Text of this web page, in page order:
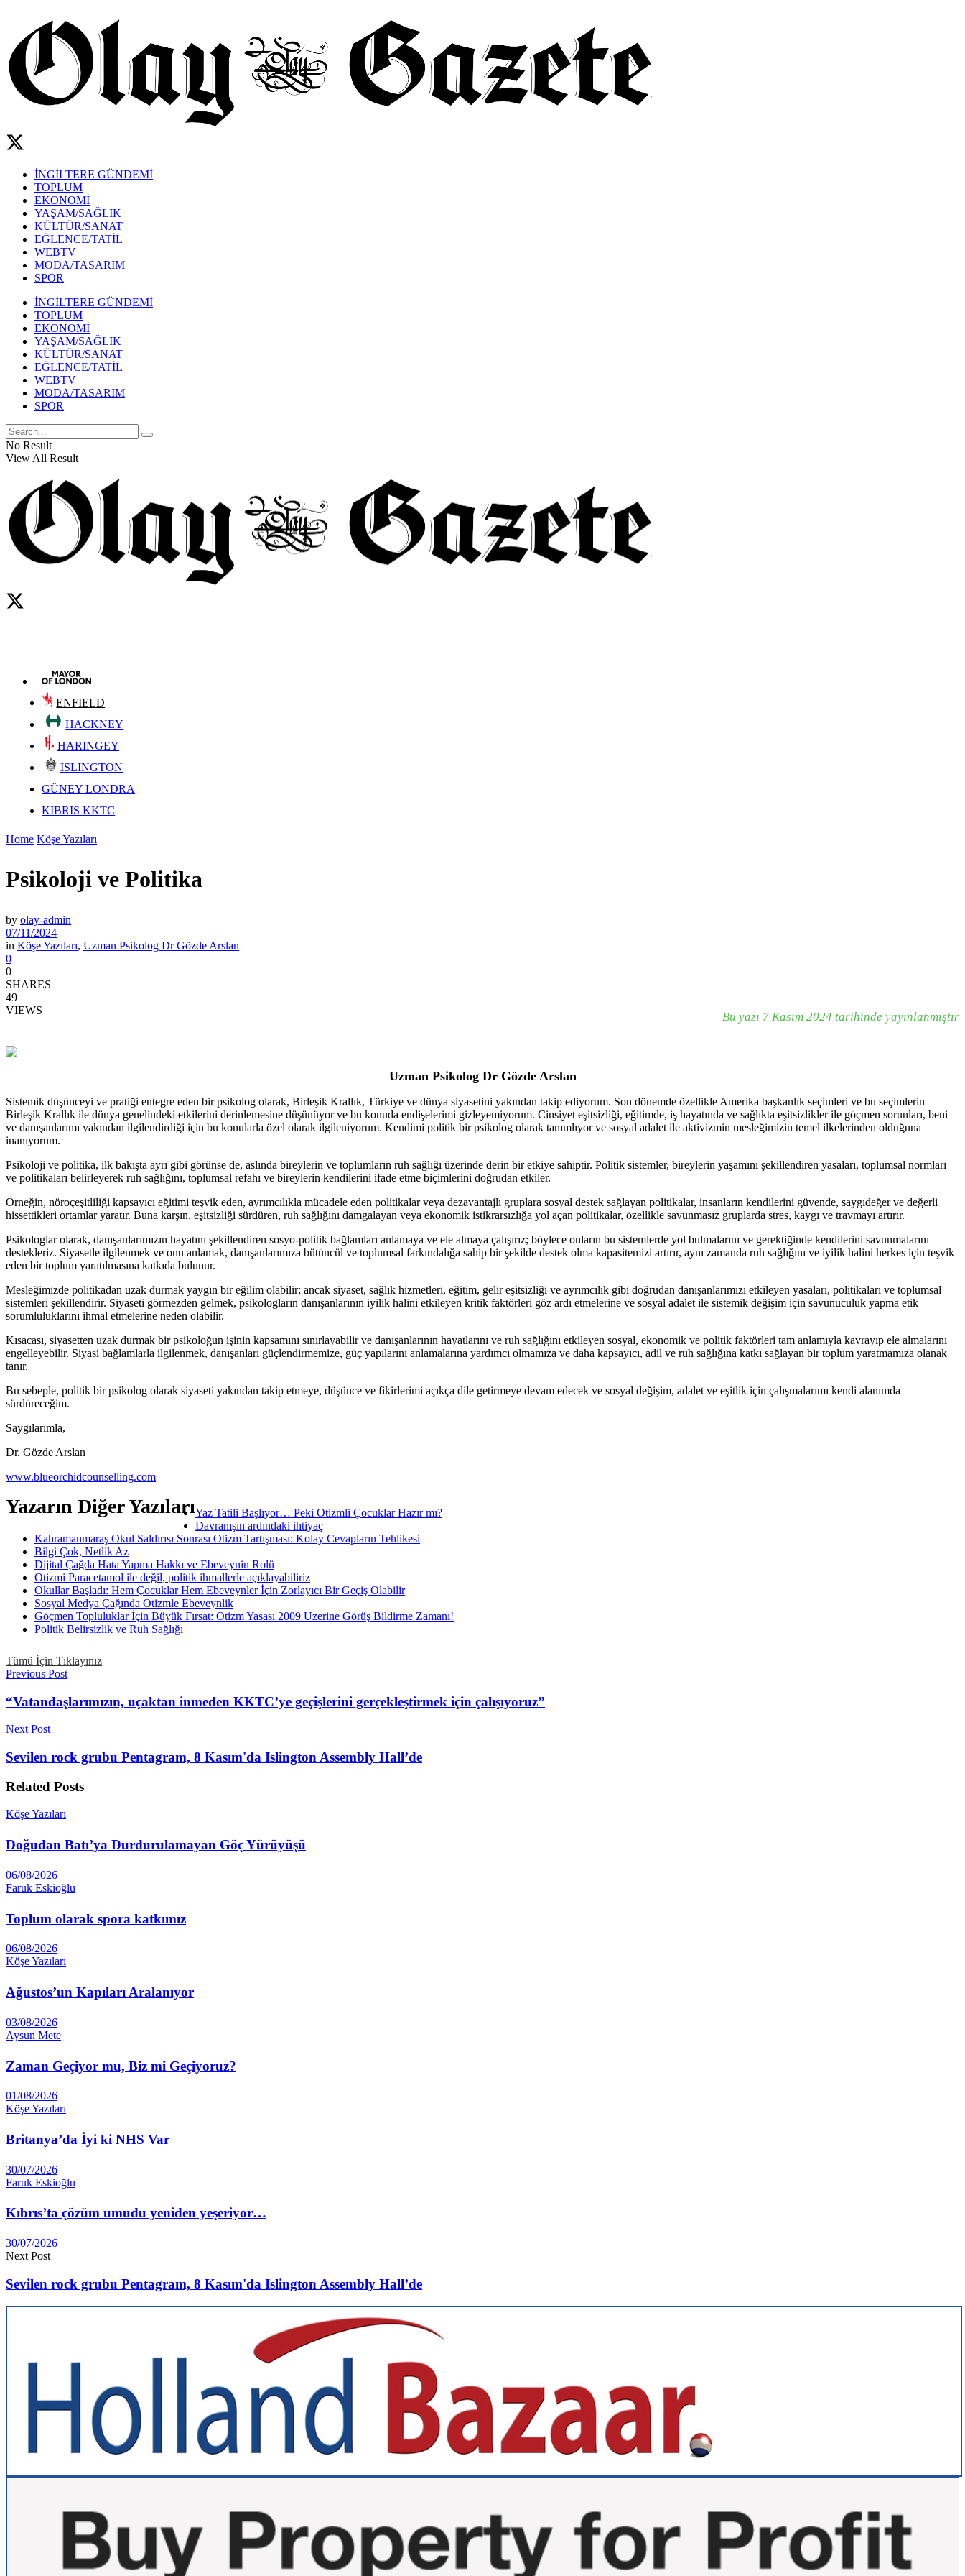
İNGİLTERE GÜNDEMİ
TOPLUM
EKONOMİ
YAŞAM/SAĞLIK
KÜLTÜR/SANAT
EĞLENCE/TATİL
WEBTV
MODA/TASARIM
SPOR
İNGİLTERE GÜNDEMİ
TOPLUM
EKONOMİ
YAŞAM/SAĞLIK
KÜLTÜR/SANAT
EĞLENCE/TATİL
WEBTV
MODA/TASARIM
SPOR
No Result
View All Result
ENFIELD
HACKNEY
HARINGEY
ISLINGTON
GÜNEY LONDRA
KIBRIS KKTC
Home Köşe Yazıları
Psikoloji ve Politika
by olay-admin
07/11/2024
in Köşe Yazıları, Uzman Psikolog Dr Gözde Arslan
0
0
SHARES
49
VIEWS
Bu yazı 7 Kasım 2024 tarihinde yayınlanmıştır
Uzman Psikolog Dr Gözde Arslan
Sistemik düşünceyi ve pratiği entegre eden bir psikolog olarak, Birleşik Krallık, Türkiye ve dünya siyasetini yakından takip ediyorum. Son dönemde özellikle Amerika başkanlık seçimleri ve bu seçimlerin
Birleşik Krallık ile dünya genelindeki etkilerini derinlemesine düşünüyor ve bu konuda endişelerimi gizleyemiyorum. Cinsiyet eşitsizliği, eğitimde, iş hayatında ve sağlıkta eşitsizlikler ile göçmen sorunları, beni
ve danışanlarımı yakından ilgilendirdiği için bu konularla özel olarak ilgileniyorum. Kendimi politik bir psikolog olarak tanımlıyor ve sosyal adalet ile aktivizmin mesleğimizin temel ilkelerinden olduğuna
inanıyorum.
Psikoloji ve politika, ilk bakışta ayrı gibi görünse de, aslında bireylerin ve toplumların ruh sağlığı üzerinde derin bir etkiye sahiptir. Politik sistemler, bireylerin yaşamını şekillendiren yasaları, toplumsal normları
ve politikaları belirleyerek ruh sağlığını, toplumsal refahı ve bireylerin kendilerini ifade etme biçimlerini doğrudan etkiler.
Örneğin, nöroçeşitliliği kapsayıcı eğitimi teşvik eden, ayrımcılıkla mücadele eden politikalar veya dezavantajlı gruplara sosyal destek sağlayan politikalar, insanların kendilerini güvende, saygıdeğer ve değerli
hissettikleri ortamlar yaratır. Buna karşın, eşitsizliği sürdüren, ruh sağlığını damgalayan veya ekonomik istikrarsızlığa yol açan politikalar, özellikle savunmasız gruplarda stres, kaygı ve travmayı artırır.
Psikologlar olarak, danışanlarımızın hayatını şekillendiren sosyo-politik bağlamları anlamaya ve ele almaya çalışırız; böylece onların bu sistemlerde yol bulmalarını ve gerektiğinde kendilerini savunmalarını
destekleriz. Siyasetle ilgilenmek ve onu anlamak, danışanlarımıza bütüncül ve toplumsal farkındalığa sahip bir şekilde destek olma kapasitemizi artırır, aynı zamanda ruh sağlığını ve iyilik halini herkes için teşvik
eden bir toplum yaratılmasına katkıda bulunur.
Mesleğimizde politikadan uzak durmak yaygın bir eğilim olabilir; ancak siyaset, sağlık hizmetleri, eğitim, gelir eşitsizliği ve ayrımcılık gibi doğrudan danışanlarımızı etkileyen yasaları, politikaları ve toplumsal
sistemleri şekillendirir. Siyaseti görmezden gelmek, psikologların danışanlarının iyilik halini etkileyen kritik faktörleri göz ardı etmelerine ve sosyal adalet ile sistemik değişim için savunuculuk yapma etik
sorumluluklarını ihmal etmelerine neden olabilir.
Kısacası, siyasetten uzak durmak bir psikoloğun işinin kapsamını sınırlayabilir ve danışanlarının hayatlarını ve ruh sağlığını etkileyen sosyal, ekonomik ve politik faktörleri tam anlamıyla kavrayıp ele almalarını
engelleyebilir. Siyasi bağlamlarla ilgilenmek, danışanları güçlendirmemize, güç yapılarını anlamalarına yardımcı olmamıza ve daha kapsayıcı, adil ve ruh sağlığına katkı sağlayan bir toplum yaratmamıza olanak
tanır.
Bu sebeple, politik bir psikolog olarak siyaseti yakından takip etmeye, düşünce ve fikirlerimi açıkça dile getirmeye devam edecek ve sosyal değişim, adalet ve eşitlik için çalışmalarımı kendi alanımda
sürdüreceğim.
Saygılarımla,
Dr. Gözde Arslan
www.blueorchidcounselling.com
Yazarın Diğer YazılarıYaz Tatili Başlıyor… Peki Otizmli Çocuklar Hazır mı?
Davranışın ardındaki ihtiyaç
Kahramanmaraş Okul Saldırısı Sonrası Otizm Tartışması: Kolay Cevapların Tehlikesi
Bilgi Çok, Netlik Az
Dijital Çağda Hata Yapma Hakkı ve Ebeveynin Rolü
Otizmi Paracetamol ile değil, politik ihmallerle açıklayabiliriz
Okullar Başladı: Hem Çocuklar Hem Ebeveynler İçin Zorlayıcı Bir Geçiş Olabilir
Sosyal Medya Çağında Otizmle Ebeveynlik
Göçmen Topluluklar İçin Büyük Fırsat: Otizm Yasası 2009 Üzerine Görüş Bildirme Zamanı!
Politik Belirsizlik ve Ruh Sağlığı
Tümü İçin Tıklayınız
Previous Post
“Vatandaşlarımızın, uçaktan inmeden KKTC’ye geçişlerini gerçekleştirmek için çalışıyoruz”
Next Post
Sevilen rock grubu Pentagram, 8 Kasım'da Islington Assembly Hall’de
Related Posts
Köşe Yazıları
Doğudan Batı’ya Durdurulamayan Göç Yürüyüşü
06/08/2026
Faruk Eskioğlu
Toplum olarak spora katkımız
06/08/2026
Köşe Yazıları
Ağustos’un Kapıları Aralanıyor
03/08/2026
Aysun Mete
Zaman Geçiyor mu, Biz mi Geçiyoruz?
01/08/2026
Köşe Yazıları
Britanya’da İyi ki NHS Var
30/07/2026
Faruk Eskioğlu
Kıbrıs’ta çözüm umudu yeniden yeşeriyor…
30/07/2026
Next Post
Sevilen rock grubu Pentagram, 8 Kasım'da Islington Assembly Hall’de